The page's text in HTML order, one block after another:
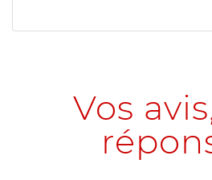
Vos